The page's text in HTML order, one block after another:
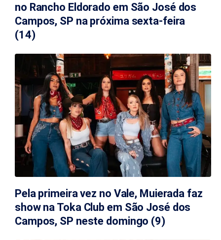
no Rancho Eldorado em São José dos
Campos, SP na próxima sexta-feira
(14)
Pela primeira vez no Vale, Muierada faz
show na Toka Club em São José dos
Campos, SP neste domingo (9)